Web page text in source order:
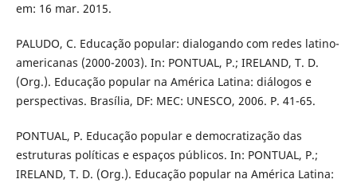
em: 16 mar. 2015.
PALUDO, C. Educação popular: dialogando com redes latino-
americanas (2000-2003). In: PONTUAL, P.; IRELAND, T. D.
(Org.). Educação popular na América Latina: diálogos e
perspectivas. Brasília, DF: MEC: UNESCO, 2006. P. 41-65.
PONTUAL, P. Educação popular e democratização das
estruturas políticas e espaços públicos. In: PONTUAL, P.;
IRELAND, T. D. (Org.). Educação popular na América Latina: